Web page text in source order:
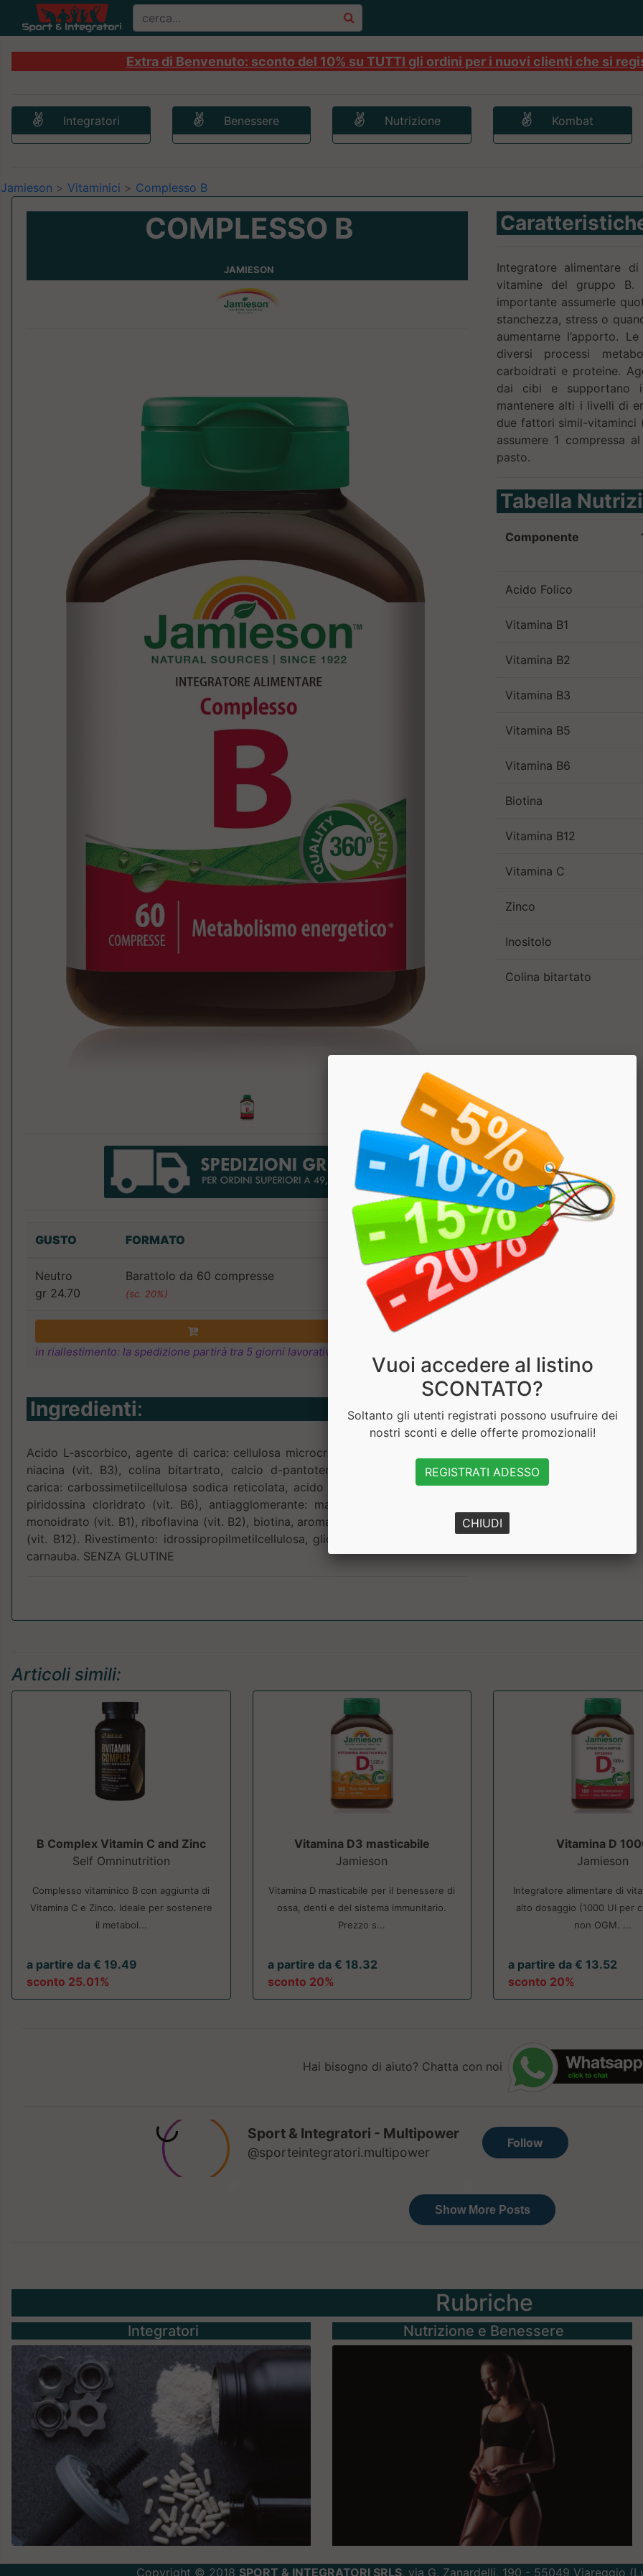
Extra di Benvenuto: sconto del 10% su TUTTI gli ordini per i nuovi clienti che si
Integratori Benessere Nutrizione Kombat
Jamieson > Vitaminici > Complesso B
COMPLESSO B
JAMIESON
GUSTO FORMATO PREZZO
Neutro
gr 24.70
Barattolo da 60 compresse
(sc. 20%)
€ 22.90
€ 18.32
in riallestimento: la spedizione partirà tra 5 giorni lavorativi
Ingredienti:
Acido L-ascorbico, agente di carica: cellulosa microcristallina, zinco gluconato,
niacina (vit. B3), colina bitartrato, calcio d-pantotenato (vit. B5), agente di
carica: carbossimetilcellulosa sodica reticolata, acido folico (Vit. B9), inositolo,
piridossina cloridrato (vit. B6), antiagglomerante: magnesio stearato, tiamina
monoidrato (vit. B1), riboflavina (vit. B2), biotina, aroma menta, cianocobalamina
(vit. B12). Rivestimento: idrossipropilmetilcellulosa, glicole polietilenico, cera di
carnauba. SENZA GLUTINE
Integratore alimentare
vitamine del gruppo B.
importante assumerle
stanchezza, stress o
aumentarne l’apporto.
diversi processi
carboidrati e proteine.
dai cibi e supportano il
mantenere alti i livelli di
due fattori simil-vitaminci
assumere 1 compressa
pasto.
Tabella
Componente
Acido Folico
Vitamina B1
Vitamina B2
Vitamina B3
Vitamina B5
Vitamina B6
Biotina
Vitamina B12
Vitamina C
Zinco
Inositolo
Colina bitartato
Articoli simili:
B Complex Vitamin C and Zinc
Self Omninutrition
Complesso vitaminico B con aggiunta di
Vitamina C e Zinco. Ideale per sostenere
il metabol...
a partire da € 19.49
sconto 25.01%
Vitamina D3 masticabile
Jamieson
Vitamina D masticabile per il benessere di
ossa, denti e del sistema immunitario.
Prezzo s...
a partire da € 18.32
sconto 20%
Vitamina D
Jamieson
Integratore alimentare di
alto dosaggio (1000 UI per
non OGM. ...
a partire da € 13.52
sconto 20%
Hai bisogno di aiuto? Chatta con noi
Rubriche
Integratori Nutrizione e Benessere
Copyright © 2018 SPORT & INTEGRATORI SRLS, via G. Zanardelli, 190 - 55049 Viareggio
Vuoi accedere al listino
SCONTATO?
Soltanto gli utenti registrati possono usufruire dei
nostri sconti e delle offerte promozionali!
REGISTRATI ADESSO
CHIUDI